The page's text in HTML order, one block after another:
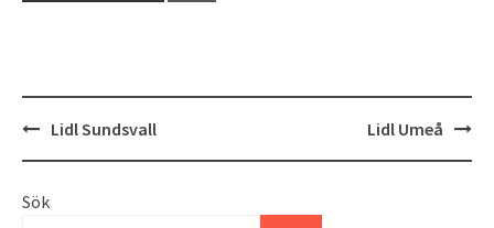
Inläggsnavigering
Lidl Sundsvall Lidl Umeå
Sök